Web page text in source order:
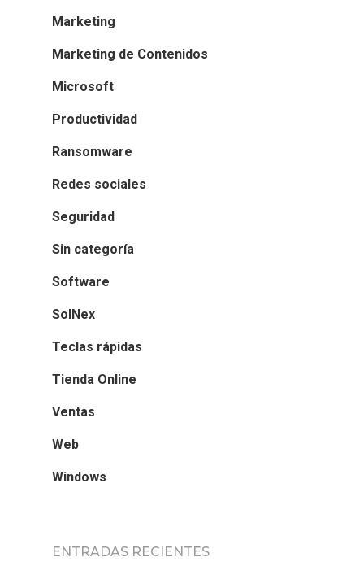
Marketing
Marketing de Contenidos
Microsoft
Productividad
Ransomware
Redes sociales
Seguridad
Sin categoría
Software
SolNex
Teclas rápidas
Tienda Online
Ventas
Web
Windows
ENTRADAS RECIENTES